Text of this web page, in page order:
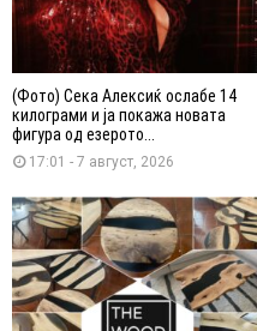
(Фото) Сека Алексиќ ослабе 14
килограми и ја покажа новата
фигура од езерото...
17:01 - 7 август, 2026